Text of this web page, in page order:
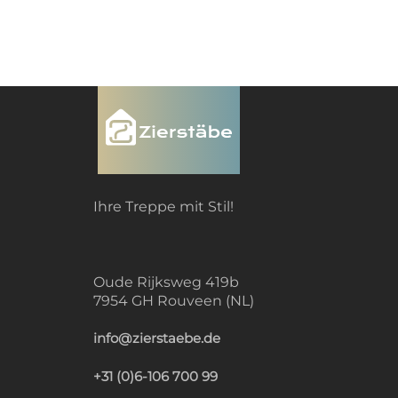
Ihre Treppe mit Stil!
Oude Rijksweg 419b
7954 GH Rouveen (NL)
info@zierstaebe.de
+31 (0)6-106 700 99